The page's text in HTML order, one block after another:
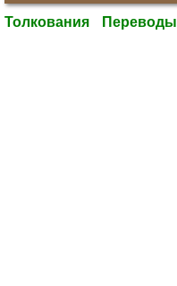
Толкования Переводы